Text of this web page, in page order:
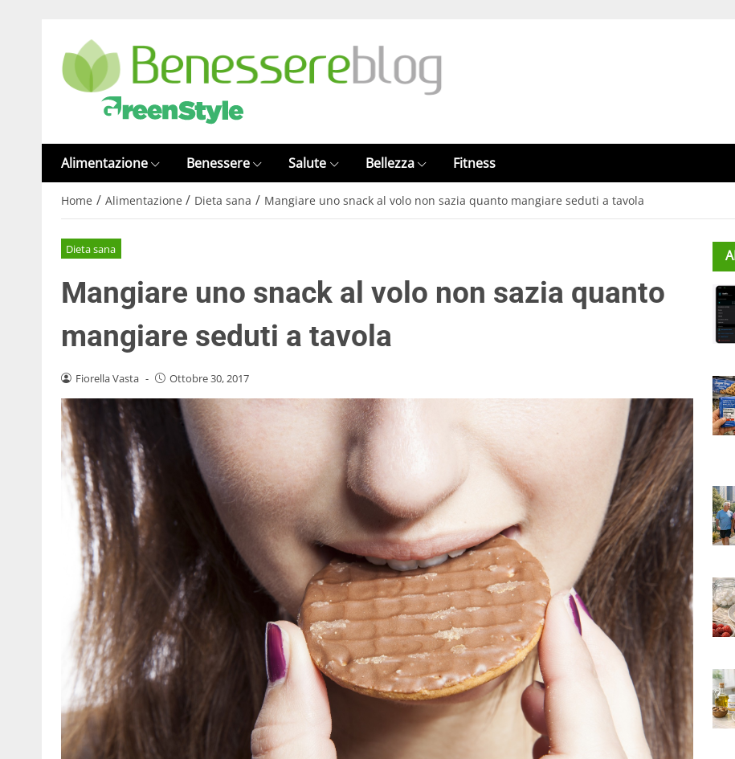
Alimentazione Benessere Salute Bellezza Fitness
Home / Alimentazione / Dieta sana / Mangiare uno snack al volo non sazia quanto mangiare seduti a tavola
Dieta sana
Mangiare uno snack al volo non sazia quanto
mangiare seduti a tavola
Fiorella Vasta - Ottobre 30, 2017